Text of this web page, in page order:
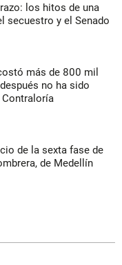
los hitos de una
secuestro y el Senado
más de 800 mil
no ha sido
Contraloría
de la sexta fase de
de Medellín